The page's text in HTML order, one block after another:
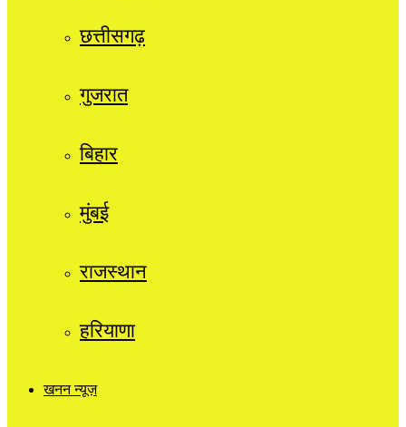
छत्तीसगढ़
गुजरात
बिहार
मुंबई
राजस्थान
हरियाणा
खनन न्यूज़